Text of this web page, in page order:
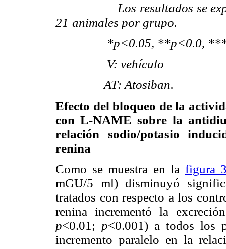
Los resultados se
21 animales por grupo.
*p<0.05, **p<0.0,
V: vehículo
AT: Atosiban.
Efecto del bloqueo de la
con L-NAME sobre la
relación sodio/potasio
renina
Como se muestra en la figura
mGU/5 ml) disminuyó
tratados con respecto a los
renina incrementó la
p<0.01; p<0.001) a todos los
incremento paralelo en la